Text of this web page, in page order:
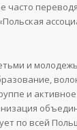
часто
и
и
по всей